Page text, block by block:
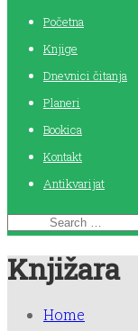
Početna
Knjige
Dnevnici čitanja
Planeri
Bookica
Kontakt
Antikvarijat
Knjižara
Home